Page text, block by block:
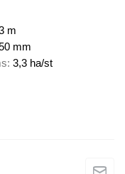
m
mm
3,3 ha/st